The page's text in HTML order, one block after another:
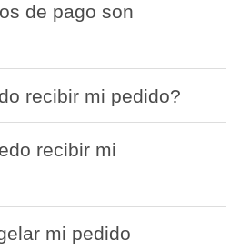
de pago son
recibir mi pedido?
recibir mi
mi pedido